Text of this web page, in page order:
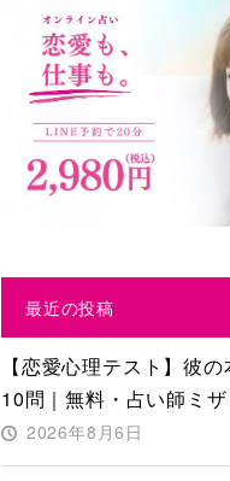
最近の投稿
【恋愛心理テスト】彼
10問｜無料・占い師ミ
2026年8月6日